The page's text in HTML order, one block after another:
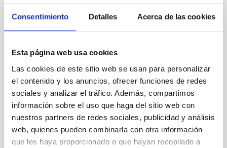
Consentimiento Detalles Acerca de las cookies
Esta página web usa cookies
Las cookies de este sitio web se usan para personalizar
el contenido y los anuncios, ofrecer funciones de redes
sociales y analizar el tráfico. Además, compartimos
información sobre el uso que haga del sitio web con
nuestros partners de redes sociales, publicidad y análisis
web, quienes pueden combinarla con otra información
que les haya proporcionado o que hayan recopilado a
que podrían provocar una catástrofe
mundial si impactaran con la Tierra”
Muchachos, en Garafía (La Palma), donde Julia de
León estuvo recopilando datos de más de un
centenar de asteroides para su tesis doctoral, y las
misiones espaciales de la NASA en las que ella
colabora, distan años de mucho esfuerzo y
observaciones. En La Palma empezó a
especializarse en la composición mineralógica de
asteroides y, con los años, sus investigaciones siguen
estado orientadas a averiguar qué pasa en objetos
que están a miles de kilómetros de nosotros para